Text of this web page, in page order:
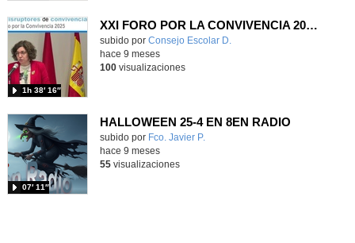
XXI FORO POR LA CONVIVENCIA 2025. Mesa redonda En primera persona: Todos comprometidos contra las drogas
subido por Consejo Escolar D.
1h 38′ 16″
hace 9 meses
100visualizaciones
HALLOWEEN 25-4 EN 8EN RADIO
Contenido educativo.
subido por Fco. Javier P.
07′ 11″
hace 9 meses
55visualizaciones